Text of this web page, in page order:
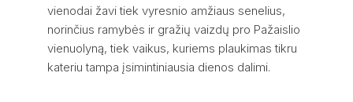
vienodai žavi tiek vyresnio amžiaus senelius,
norinčius ramybės ir gražių vaizdų pro Pažaislio
vienuolyną, tiek vaikus, kuriems plaukimas tikru
kateriu tampa įsimintiniausia dienos dalimi.